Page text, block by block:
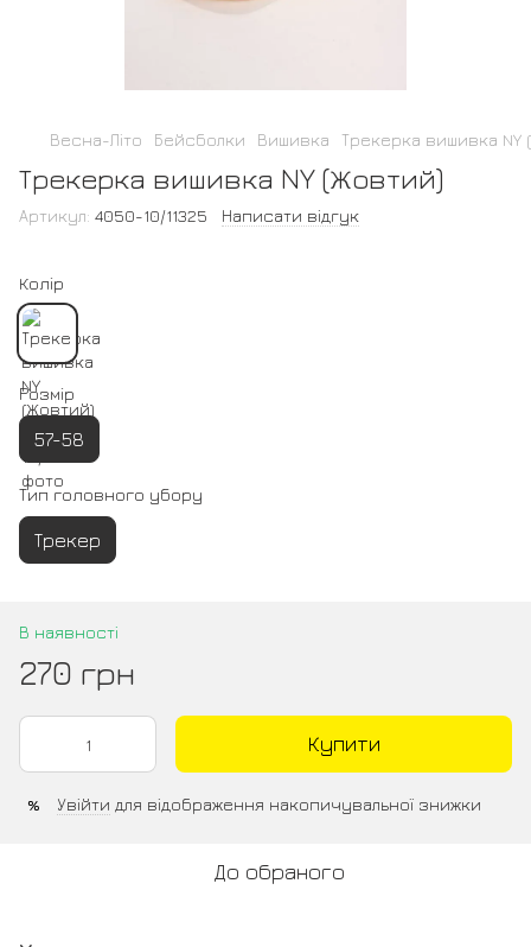
Весна-Літо Бейсболки Вишивка Трекерка вишивка NY
Трекерка вишивка NY (Жовтий)
Артикул: 4050-10/11325 Написати відгук
Колір
Розмір
57-58
Тип головного убору
Трекер
В наявності
270 грн
Купити
% Увійти для відображення накопичувальної знижки
До обраного